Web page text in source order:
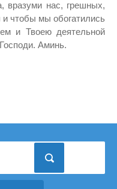
вразуми нас, грешных,
чтобы мы обогатились
и Твоею деятельной
Аминь.